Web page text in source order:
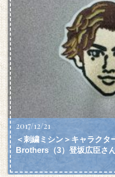
2017/12/21
＜刺繍ミシン＞キャラクタ
Brothers（3）登坂広臣さ